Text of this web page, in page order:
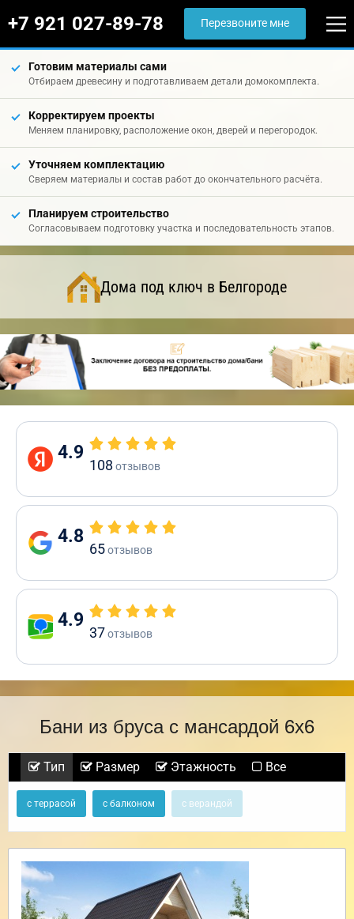
+7 921 027-89-78 Перезвоните мне
Готовим материалы сами
Отбираем древесину и подготавливаем детали домокомплекта.
Корректируем проекты
Меняем планировку, расположение окон, дверей и перегородок.
Уточняем комплектацию
Сверяем материалы и состав работ до окончательного расчёта.
Планируем строительство
Согласовываем подготовку участка и последовательность этапов.
Дома под ключ в Белгороде
4.9
108 отзывов
4.8
65отзывов
4.9
37отзывов
Бани из бруса с мансардой 6х6
Тип Размер Этажность Все
с террасой с балконом с верандой